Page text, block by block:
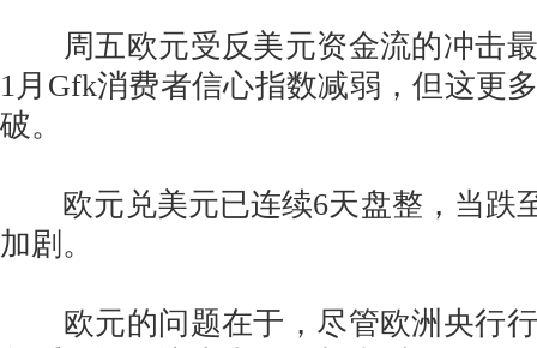
周五欧元受反美元资金流的冲击最
1月Gfk消费者信心指数减弱，但这更
破。
欧元兑美元已连续6天盘整，当跌
加剧。
欧元的问题在于，尽管欧洲央行行